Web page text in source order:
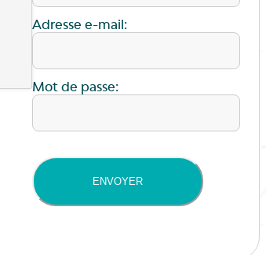
Adresse e-mail:
Mot de passe:
ENVOYER